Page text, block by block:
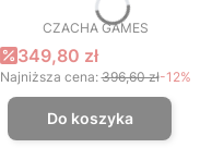
PRODUCENT
CZACHA GAMES
Cena promocyjna
349,80 zł
Najniższa cena: 396,60 zł-12%
Do koszyka